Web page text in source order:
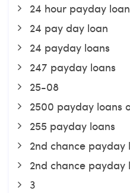
24 hour payday
24 pay day loan
24 payday loans
247 payday loans
25-08
2500 payday loans
255 payday loans
2nd chance payday
2nd chance
3